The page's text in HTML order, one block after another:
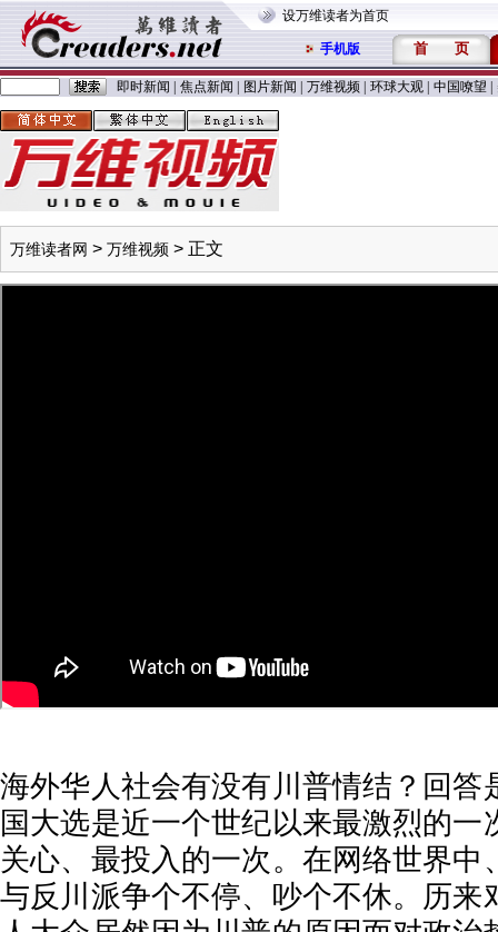
设万维读者为首页
手机版 首 页
即时新闻 焦点新闻 图片新闻 万维视频 环球大观 中国嘹望
万维读者网 > 万维视频 > 正文
海外华人社会有没有川普情结？回答
国大选是近一个世纪以来最激烈的一
关心、最投入的一次。在网络世界中
与反川派争个不停、吵个不休。历来